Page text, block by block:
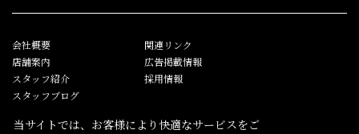
会社概要
店舗案内
スタッフ紹介
スタッフブログ
関連リンク
広告掲載情報
採用情報
当サイトでは、お客様により快適なサービスをご